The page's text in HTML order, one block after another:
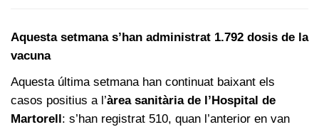
Aquesta setmana s’han administrat 1.792 dosis de la
vacuna
Aquesta última setmana han continuat baixant els
casos positius a l’àrea sanitària de l’Hospital de
Martorell : s’han registrat 510, quan l’anterior en van